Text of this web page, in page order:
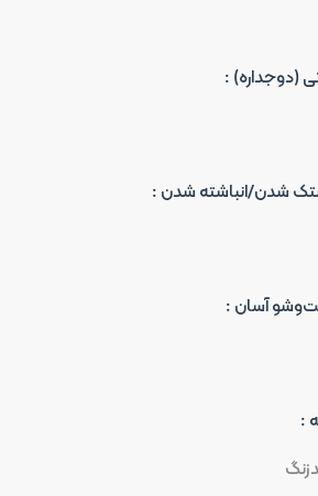
(دوجداره) :
شدن/انباشته شدن :
آسان :
: